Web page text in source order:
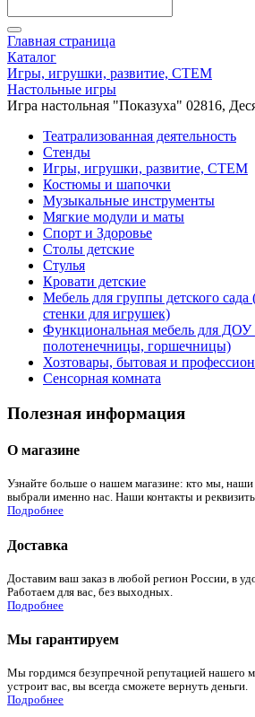
Главная страница
Каталог
Игры, игрушки, развитие, СТЕМ
Настольные игры
Игра настольная "Показуха" 02816,
Театрализованная деятельность
Стенды
Игры, игрушки, развитие, СТЕМ
Костюмы и шапочки
Музыкальные инструменты
Мягкие модули и маты
Спорт и Здоровье
Столы детские
Стулья
Кровати детские
Мебель для группы детского сада
стенки для игрушек)
Функциональная мебель для
полотенечницы, горшечницы)
Хозтовары, бытовая и
Сенсорная комната
Полезная информация
О магазине
Узнайте больше о нашем магазине: кто мы,
выбрали именно нас. Наши контакты и
Подробнее
Доставка
Доставим ваш заказ в любой регион России, в
Работаем для вас, без выходных.
Подробнее
Мы гарантируем
Мы гордимся безупречной репутацией нашего
устроит вас, вы всегда сможете вернуть деньги.
Подробнее